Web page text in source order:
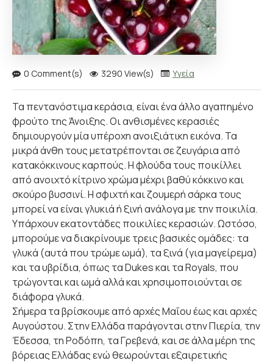
0 Comment(s) 3290 View(s) Υγεία
Τα πεντανόστιμα κεράσια, είναι ένα άλλο αγαπημένο
φρούτο της Άνοιξης. Οι ανθισμένες κερασιές
δημιουργούν μία υπέροχη ανοιξιάτικη εικόνα. Τα
μικρά άνθη τους μετατρέπονται σε ζευγάρια από
κατακόκκινους καρπούς. Η φλούδα τους ποικίλλει
από ανοιχτό κίτρινο χρώμα μέχρι βαθύ κόκκινο και
σκούρο βυσσινί. Η σφιχτή και ζουμερή σάρκα τους
μπορεί να είναι γλυκιά ή ξινή ανάλογα με την ποικιλία.
Υπάρχουν εκατοντάδες ποικιλίες κερασιών. Ωστόσο,
μπορούμε να διακρίνουμε τρεις βασικές ομάδες: τα
γλυκά (αυτά που τρώμε ωμά), τα ξινά (για μαγείρεμα)
και τα υβρίδια, όπως τα Dukes και τα Royals, που
τρώγονται και ωμά αλλά και χρησιμοποιούνται σε
διάφορα γλυκά.
Σήμερα τα βρίσκουμε από αρχές Μαΐου έως και αρχές
Αυγούστου. Στην Ελλάδα παράγονται στην Πιερία, την
Έδεσσα, τη Ροδόπη, τα Γρεβενά, και σε άλλα μέρη της
βόρειας Ελλάδας ενώ θεωρούνται εξαιρετικής